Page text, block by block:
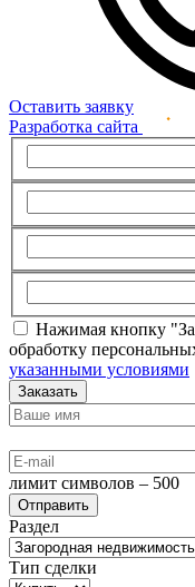
Оставить заявку
Разработка сайта
Нажимая кнопку
обработку
указанными условиями
Заказать
лимит символов – 500
Раздел
Тип сделки